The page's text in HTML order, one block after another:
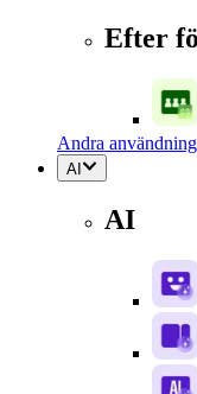
Efter
Andra
AI
AI